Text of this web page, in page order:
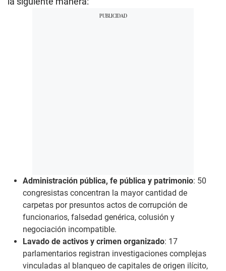
Administración pública, fe pública y patrimonio: 50
congresistas concentran la mayor cantidad de
carpetas por presuntos actos de corrupción de
funcionarios, falsedad genérica, colusión y
negociación incompatible.
Lavado de activos y crimen organizado: 17
parlamentarios registran investigaciones complejas
vinculadas al blanqueo de capitales de origen ilícito,